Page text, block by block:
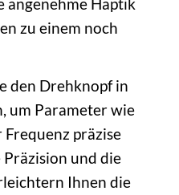
angenehme Haptik
zu einem noch
den Drehknopf in
um Parameter wie
Frequenz präzise
und die
Ihnen die